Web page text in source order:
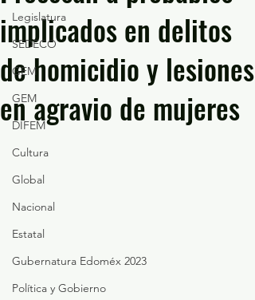
Legislatura
SEDECO
GEM
GEM
DIFEM
Cultura
Global
Nacional
Estatal
Gubernatura Edoméx 2023
Política y Gobierno
implicados en delitos
de homicidio y lesiones
en agravio de mujeres